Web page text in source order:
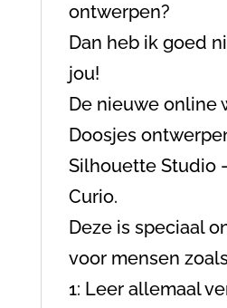
ontwerpen?
Dan heb ik goed
jou!
De nieuwe online
Doosjes
Silhouette Studio
Curio.
Deze is speciaal
voor mensen
1: Leer allemaal